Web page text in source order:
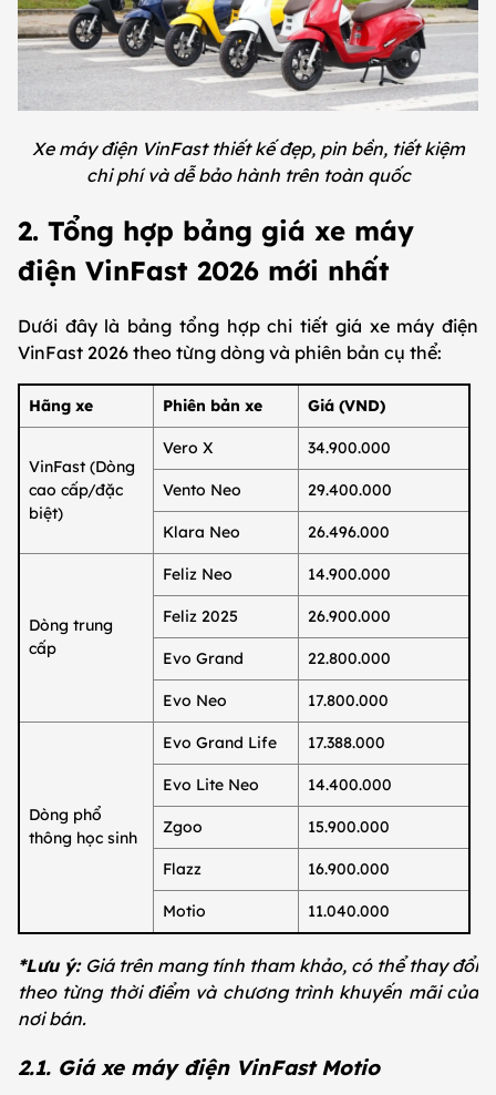
Xe máy điện VinFast thiết kế đẹp, pin bền, tiết kiệm
chi phí và dễ bảo hành trên toàn quốc
2. Tổng hợp bảng giá xe máy
điện VinFast 2026 mới nhất
Dưới đây là bảng tổng hợp chi tiết giá xe máy điện
VinFast 2026 theo từng dòng và phiên bản cụ thể:
Hãng xe Phiên bản xe Giá (VND)
VinFast (Dòng
cao cấp/đặc
biệt)
Vero X 34.900.000
Vento Neo 29.400.000
Klara Neo 26.496.000
Dòng trung
cấp
Feliz Neo 14.900.000
Feliz 2025 26.900.000
Evo Grand 22.800.000
Evo Neo 17.800.000
Dòng phổ
thông học sinh
Evo Grand Life 17.388.000
Evo Lite Neo 14.400.000
Zgoo 15.900.000
Flazz 16.900.000
Motio 11.040.000
*Lưu ý: Giá trên mang tính tham khảo, có thể thay đổi
theo từng thời điểm và chương trình khuyến mãi của
nơi bán.
2.1. Giá xe máy điện VinFast Motio